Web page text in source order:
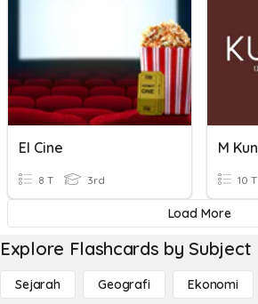
El Cine
8 T 3rd 10 T
Load More
Explore Flashcards by Subject
Sejarah Geografi Ekonomi